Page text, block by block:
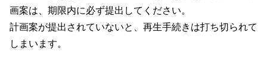
画案は、期限内に必ず提出してください。
計画案が提出されていないと、再生手続きは打ち切られて
しまいます。